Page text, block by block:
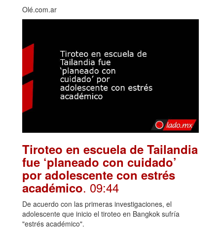
Olé.com.ar
Tiroteo en escuela de Tailandia
fue ‘planeado con cuidado’
por adolescente con estrés
académico. 09:44
De acuerdo con las primeras investigaciones, el
adolescente que inicio el tiroteo en Bangkok sufría
"estrés académico".